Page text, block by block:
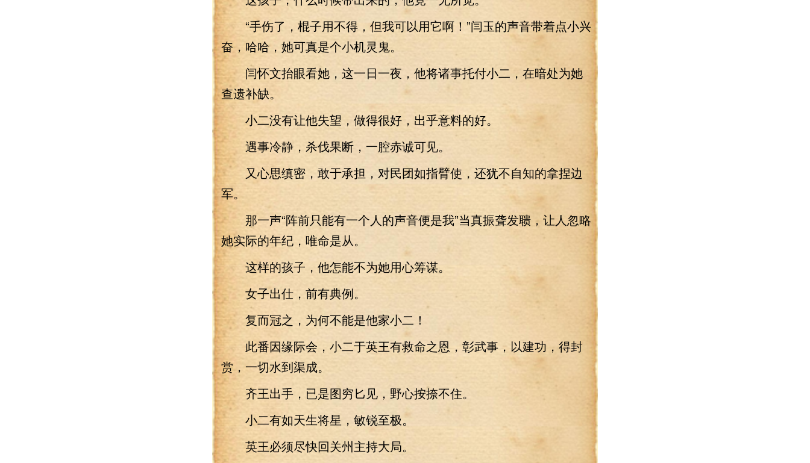
“手伤了，棍子用不得，但我可以用它啊！”闫玉的声音带着点小兴
奋，哈哈，她可真是个小机灵鬼。
闫怀文抬眼看她，这一日一夜，他将诸事托付小二，在暗处为她
查遗补缺。
小二没有让他失望，做得很好，出乎意料的好。
遇事冷静，杀伐果断，一腔赤诚可见。
又心思缜密，敢于承担，对民团如指臂使，还犹不自知的拿捏边
军。
那一声“阵前只能有一个人的声音便是我”当真振聋发聩，让人忽略
她实际的年纪，唯命是从。
这样的孩子，他怎能不为她用心筹谋。
女子出仕，前有典例。
复而冠之，为何不能是他家小二！
此番因缘际会，小二于英王有救命之恩，彰武事，以建功，得封
赏，一切水到渠成。
齐王出手，已是图穷匕见，野心按捺不住。
小二有如天生将星，敏锐至极。
英王必须尽快回关州主持大局。